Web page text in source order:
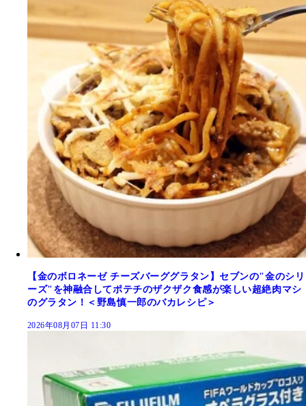
【金のボロネーゼ チーズバーググラタン】セブンの"金のシリ
ーズ"を神融合してポテチのザクザク食感が楽しい超絶肉マシ
のグラタン！＜野島慎一郎のバカレシピ＞
2026年08月07日 11:30